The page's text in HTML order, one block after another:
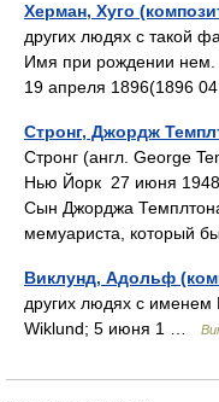
Херман, Хуго
других людях с такой
Имя при рождении нем.
19 апреля 1896(1896
Стронг, Джордж
Стронг (англ. George
Нью Йорк 27 июня
Сын Джорджа
мемуариста, который
Виклунд, Адольф
других людях с
Wiklund; 5 июня 1 …